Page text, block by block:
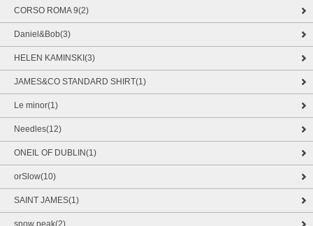
CORSO ROMA 9(2)
Daniel&Bob(3)
HELEN KAMINSKI(3)
JAMES&CO STANDARD SHIRT(1)
Le minor(1)
Needles(12)
ONEIL OF DUBLIN(1)
orSlow(10)
SAINT JAMES(1)
snow peak(2)